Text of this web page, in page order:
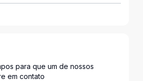
para que um de nossos
em contato